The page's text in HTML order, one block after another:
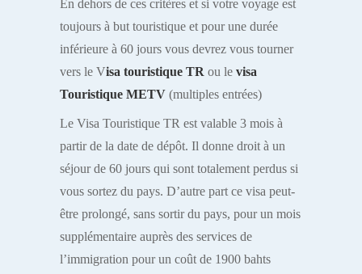
En dehors de ces critères et si votre voyage est
toujours à but touristique et pour une durée
inférieure à 60 jours vous devrez vous tourner
vers le Visa touristique TR ou le visa
Touristique METV (multiples entrées)
Le Visa Touristique TR est valable 3 mois à
partir de la date de dépôt. Il donne droit à un
séjour de 60 jours qui sont totalement perdus si
vous sortez du pays. D’autre part ce visa peut-
être prolongé, sans sortir du pays, pour un mois
supplémentaire auprès des services de
l’immigration pour un coût de 1900 bahts